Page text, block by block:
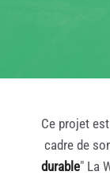
Ce projet
cadre de
durable" La